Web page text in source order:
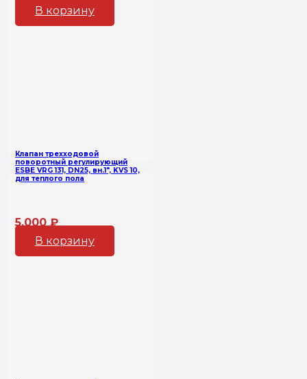
В корзину
Клапан трехходовой
поворотный регулирующий
ESBE VRG 131, DN25, вн.1″, KVS 10,
для теплого пола
5,000₽
В корзину